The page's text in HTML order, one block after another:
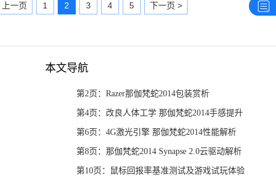
上一页 1 2 3 4 5 下一页 >
本文导航
第2页：Razer那伽梵蛇2014包装赏析
第4页：改良人体工学 那伽梵蛇2014手感提升
第6页：4G激光引擎 那伽梵蛇2014性能解析
第8页：那伽梵蛇2014 Synapse 2.0云驱动解析
第10页：鼠标回报率基准测试及游戏试玩体验